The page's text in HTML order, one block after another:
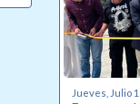
Jueves, Julio